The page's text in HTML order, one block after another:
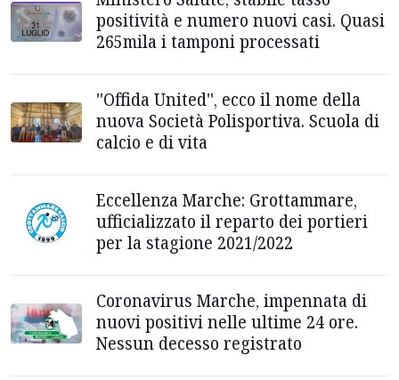
positività e numero nuovi casi. Quasi
265mila i tamponi processati
''Offida United'', ecco il nome della
nuova Società Polisportiva. Scuola di
calcio e di vita
Eccellenza Marche: Grottammare,
ufficializzato il reparto dei portieri
per la stagione 2021/2022
Coronavirus Marche, impennata di
nuovi positivi nelle ultime 24 ore.
Nessun decesso registrato